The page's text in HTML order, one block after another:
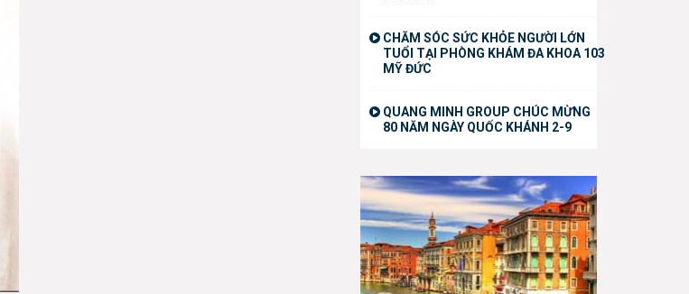
CHĂM SÓC SỨC KHỎE NGƯỜI LỚN
TUỔI TẠI PHÒNG KHÁM ĐA KHOA 103
MỸ ĐỨC
QUANG MINH GROUP CHÚC MỪNG
80 NĂM NGÀY QUỐC KHÁNH 2-9